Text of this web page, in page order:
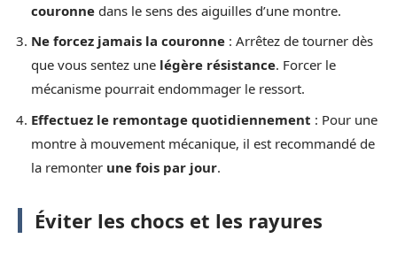
couronne dans le sens des aiguilles d’une montre.
Ne forcez jamais la couronne : Arrêtez de tourner dès
que vous sentez une légère résistance. Forcer le
mécanisme pourrait endommager le ressort.
Effectuez le remontage quotidiennement : Pour une
montre à mouvement mécanique, il est recommandé de
la remonter une fois par jour.
Éviter les chocs et les rayures